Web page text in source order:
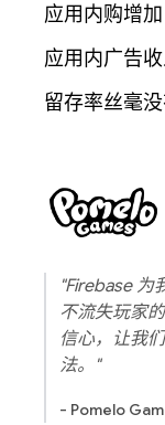
应用内购增
应用内广告
留存率丝毫
"Firebase 为
不流失玩家
信心，让我
法。"
- Pomelo